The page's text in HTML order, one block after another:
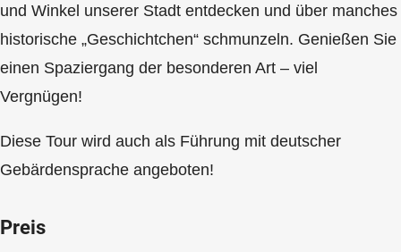
und Winkel unserer Stadt entdecken und über manches
historische „Geschichtchen“ schmunzeln. Genießen Sie
einen Spaziergang der besonderen Art – viel
Vergnügen!
Diese Tour wird auch als Führung mit deutscher
Gebärdensprache angeboten!
Preis